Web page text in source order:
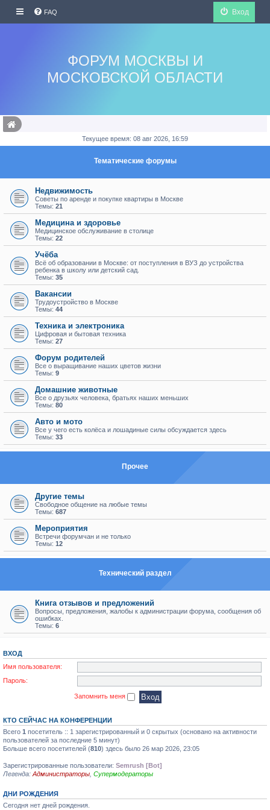
FAQ Вход
ФОРУМ МОСКВЫ И
МОСКОВСКОЙ ОБЛАСТИ
Текущее время: 08 авг 2026, 16:59
Тематические форумы
Недвижимость
Советы по аренде и покупке квартиры в Москве
Темы: 21
Медицина и здоровье
Медицинское обслуживание в столице
Темы: 22
Учёба
Всё об образовании в Москве: от поступления в ВУЗ до устройства
ребенка в школу или детский сад.
Темы: 35
Вакансии
Трудоустройство в Москве
Темы: 44
Техника и электроника
Цифровая и бытовая техника
Темы: 27
Форум родителей
Все о выращивание наших цветов жизни
Темы: 9
Домашние животные
Все о друзьях человека, братьях наших меньших
Темы: 80
Авто и мото
Все у чего есть колёса и лошадиные силы обсуждается здесь
Темы: 33
Прочее
Другие темы
Свободное общение на любые темы
Темы: 687
Мероприятия
Встречи форумчан и не только
Темы: 12
Технический раздел
Книга отзывов и предложений
Вопросы, предложения, жалобы к администрации форума, сообщения об
ошибках.
Темы: 6
ВХОД
Имя пользователя:
Пароль:
Запомнить меня
КТО СЕЙЧАС НА КОНФЕРЕНЦИИ
Всего 1 посетитель :: 1 зарегистрированный и 0 скрытых (основано на активности
пользователей за последние 5 минут)
Больше всего посетителей (810) здесь было 26 мар 2026, 23:05
Зарегистрированные пользователи: Semrush [Bot]
Легенда: Администраторы Супермодераторы
ДНИ РОЖДЕНИЯ
Сегодня нет дней рождения.